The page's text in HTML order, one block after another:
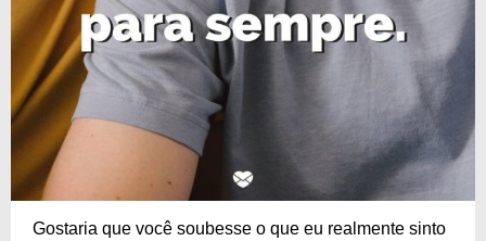
Gostaria que você soubesse o que eu realmente sinto